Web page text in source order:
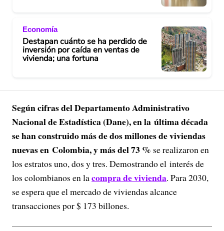
Economía
Destapan cuánto se ha perdido de
inversión por caída en ventas de
vivienda; una fortuna
Según cifras del Departamento Administrativo
Nacional de Estadística (Dane), en la última década
se han construido más de dos millones de viviendas
nuevas en Colombia, y más del 73 % se realizaron en
los estratos uno, dos y tres. Demostrando el interés de
los colombianos en lacompra de vivienda. Para 2030,
se espera que el mercado de viviendas alcance
transacciones por $ 173 billones.